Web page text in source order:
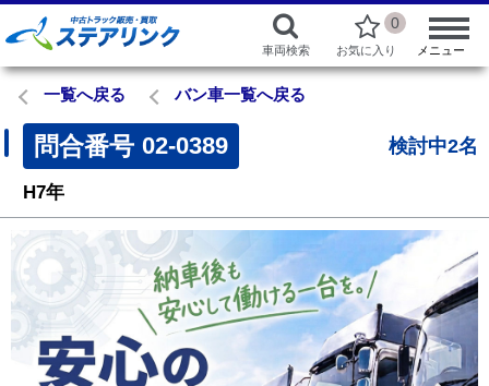
車両検索
0
お気に入り メニュー
一覧へ戻る バン車一覧へ戻る
問合番号 02-0389 検討中2名
H7年